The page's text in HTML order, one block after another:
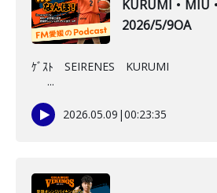
KURUMI・MIU
2026/5/9OA
ｹﾞｽﾄ SEIRENES
...
2026.05.09 |00:23:35